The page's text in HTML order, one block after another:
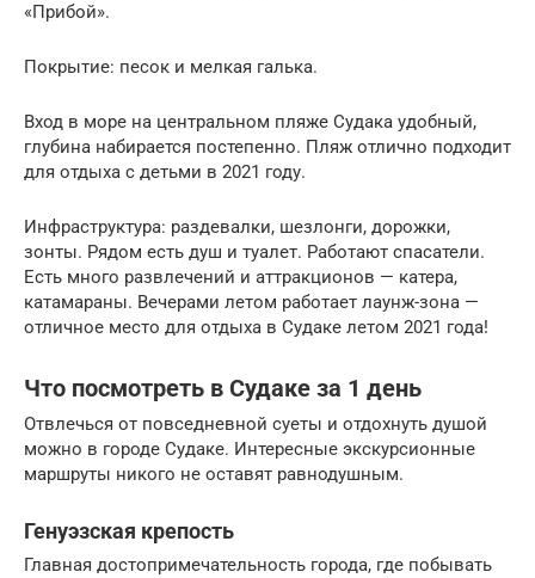
«Прибой».
Покрытие: песок и мелкая галька.
Вход в море на центральном пляже Судака удобный,
глубина набирается постепенно. Пляж отлично подходит
для отдыха с детьми в 2021 году.
Инфраструктура: раздевалки, шезлонги, дорожки,
зонты. Рядом есть душ и туалет. Работают спасатели.
Есть много развлечений и аттракционов — катера,
катамараны. Вечерами летом работает лаунж-зона —
отличное место для отдыха в Судаке летом 2021 года!
Что посмотреть в Судаке за 1 день
Отвлечься от повседневной суеты и отдохнуть душой
можно в городе Судаке. Интересные экскурсионные
маршруты никого не оставят равнодушным.
Генуэзская крепость
Главная достопримечательность города, где побывать